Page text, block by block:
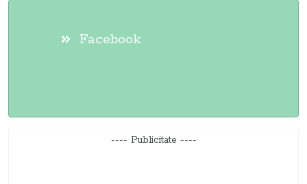
Facebook
---- Publicitate ----